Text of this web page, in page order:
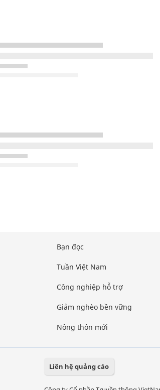
Bạn đọc
Tuần Việt Nam
Công nghiệp hỗ trợ
Giảm nghèo bền vững
Nông thôn mới
Liên hệ quảng cáo